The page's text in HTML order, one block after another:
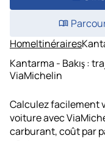
HomeItinéraires
Kantarma - Bakış :
ViaMichelin
Calculez facilement
voiture avec
carburant, coût par